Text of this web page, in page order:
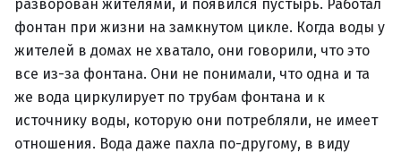
разворован жителями, и появился пустырь. Работал
фонтан при жизни на замкнутом цикле. Когда воды у
жителей в домах не хватало, они говорили, что это
все из-за фонтана. Они не понимали, что одна и та
же вода циркулирует по трубам фонтана и к
источнику воды, которую они потребляли, не имеет
отношения. Вода даже пахла по-другому, в виду